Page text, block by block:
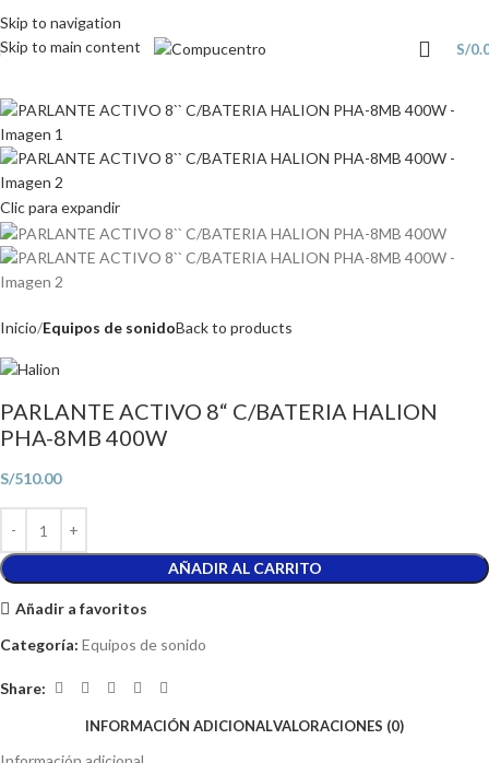
Skip to navigation
Skip to main content
S/
Clic para expandir
Inicio Equipos de sonidoBack to products
PARLANTE ACTIVO 8“ C/BATERIA HALION
PHA-8MB 400W
S/510.00
AÑADIR AL CARRITO
Añadir a favoritos
Categoría: Equipos de sonido
Share:
INFORMACIÓN ADICIONALVALORACIONES (0)